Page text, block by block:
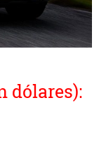
dólares):